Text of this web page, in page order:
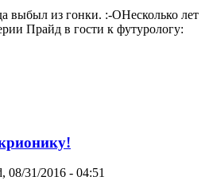
выбыл из гонки. :-OНесколько лет
Прайд в гости к футурологу:
08/31/2016 - 04:51